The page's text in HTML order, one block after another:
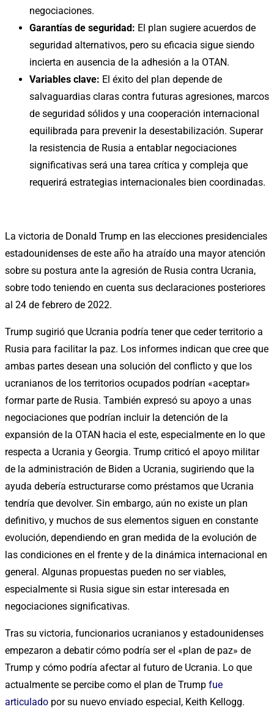
negociaciones.
Garantías de seguridad: El plan sugiere acuerdos de
seguridad alternativos, pero su eficacia sigue siendo
incierta en ausencia de la adhesión a la OTAN.
Variables clave: El éxito del plan depende de
salvaguardias claras contra futuras agresiones, marcos
de seguridad sólidos y una cooperación internacional
equilibrada para prevenir la desestabilización. Superar
la resistencia de Rusia a entablar negociaciones
significativas será una tarea crítica y compleja que
requerirá estrategias internacionales bien coordinadas.
La victoria de Donald Trump en las elecciones presidenciales
estadounidenses de este año ha atraído una mayor atención
sobre su postura ante la agresión de Rusia contra Ucrania,
sobre todo teniendo en cuenta sus declaraciones posteriores
al 24 de febrero de 2022.
Trump sugirió que Ucrania podría tener que ceder territorio a
Rusia para facilitar la paz. Los informes indican que cree que
ambas partes desean una solución del conflicto y que los
ucranianos de los territorios ocupados podrían «aceptar»
formar parte de Rusia. También expresó su apoyo a unas
negociaciones que podrían incluir la detención de la
expansión de la OTAN hacia el este, especialmente en lo que
respecta a Ucrania y Georgia. Trump criticó el apoyo militar
de la administración de Biden a Ucrania, sugiriendo que la
ayuda debería estructurarse como préstamos que Ucrania
tendría que devolver. Sin embargo, aún no existe un plan
definitivo, y muchos de sus elementos siguen en constante
evolución, dependiendo en gran medida de la evolución de
las condiciones en el frente y de la dinámica internacional en
general. Algunas propuestas pueden no ser viables,
especialmente si Rusia sigue sin estar interesada en
negociaciones significativas.
Tras su victoria, funcionarios ucranianos y estadounidenses
empezaron a debatir cómo podría ser el «plan de paz» de
Trump y cómo podría afectar al futuro de Ucrania. Lo que
actualmente se percibe como el plan de Trump fue
articulado por su nuevo enviado especial, Keith Kellogg.